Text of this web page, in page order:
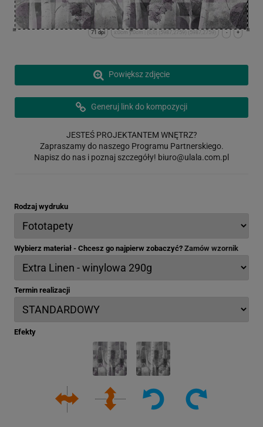
+
-
x:0cm y:0cm | (0,0) (5987,2759) (5987,2759)
71 dpi
Powiększ zdjęcie
Generuj link do kompozycji
JESTEŚ PROJEKTANTEM WNĘTRZ?
Zapraszamy do naszego Programu Partnerskiego.
Napisz do nas i poznaj szczegóły! biuro@ulala.com.pl
Rodzaj wydruku
Wybierz materiał - Chcesz go najpierw zobaczyć? Zamów wzornik
Termin realizacji
Efekty